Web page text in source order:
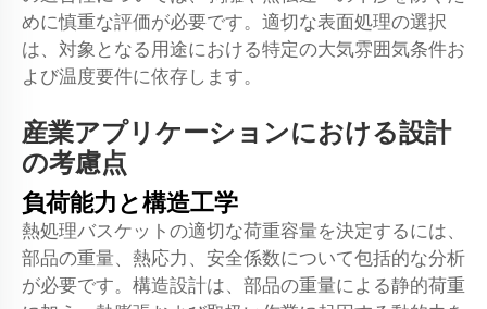
めに慎重な評価が必要です。適切な表面処理の選択
は、対象となる用途における特定の大気雰囲気条件お
よび温度要件に依存します。
産業アプリケーションにおける設計
の考慮点
負荷能力と構造工学
熱処理バスケットの適切な荷重容量を決定するには、
部品の重量、熱応力、安全係数について包括的な分析
が必要です。構造設計は、部品の重量による静的荷重